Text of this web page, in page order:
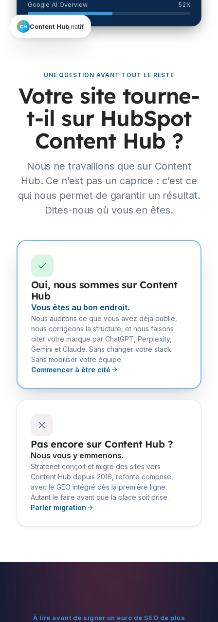
Google AI Overview 52%
CH Content Hub natif
UNE QUESTION AVANT TOUT LE RESTE
Votre site tourne-
t-il sur HubSpot
Content Hub ?
Nous ne travaillons que sur Content
Hub. Ce n’est pas un caprice : c’est ce
qui nous permet de garantir un résultat.
Dites-nous où vous en êtes.
Oui, nous sommes sur Content
Hub
Vous êtes au bon endroit.
Nous auditons ce que vous avez déjà publié,
nous corrigeons la structure, et nous faisons
citer votre marque par ChatGPT, Perplexity,
Gemini et Claude. Sans changer votre stack.
Sans mobiliser votre équipe.
Commencer à être cité
Pas encore sur Content Hub ?
Nous vous y emmenons.
Stratenet conçoit et migre des sites vers
Content Hub depuis 2016, refonte comprise,
avec le GEO intégré dès la première ligne.
Autant le faire avant que la place soit prise.
Parler migration
À lire avant de signer un euro de SEO de plus